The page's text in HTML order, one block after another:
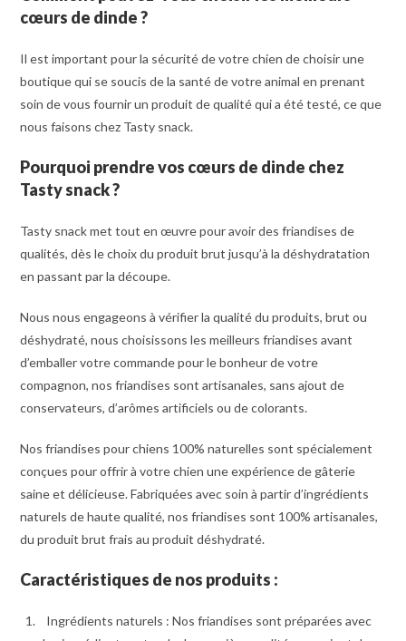
cœurs de dinde?
Il est important pour la sécurité de votre chien de choisir une
boutique qui se soucis de la santé de votre animal en prenant
soin de vous fournir un produit de qualité qui a été testé, ce que
nous faisons chez Tasty snack.
Pourquoi prendre vos cœurs de dinde chez
Tasty snack?
Tasty snack met tout en œuvre pour avoir des friandises de
qualités, dès le choix du produit brut jusqu’à la déshydratation
en passant par la découpe.
Nous nous engageons à vérifier la qualité du produits, brut ou
déshydraté, nous choisissons les meilleurs friandises avant
d’emballer votre commande pour le bonheur de votre
compagnon, nos friandises sont artisanales, sans ajout de
conservateurs, d’arômes artificiels ou de colorants.
Nos friandises pour chiens 100% naturelles sont spécialement
conçues pour offrir à votre chien une expérience de gâterie
saine et délicieuse. Fabriquées avec soin à partir d’ingrédients
naturels de haute qualité, nos friandises sont 100% artisanales,
du produit brut frais au produit déshydraté.
Caractéristiques de nos produits :
Ingrédients naturels : Nos friandises sont préparées avec